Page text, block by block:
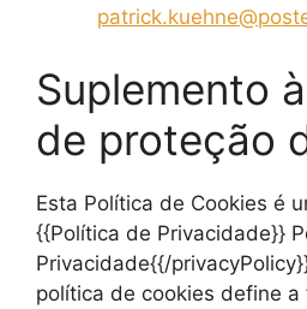
Suplemento
de proteção
Esta Política de Cookies é
{{Política de Privacidade}}
Privacidade{{/
política de cookies define a